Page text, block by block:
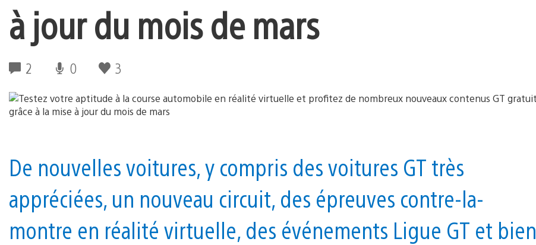
à jour du mois de mars
2 0 3
De nouvelles voitures, y compris des voitures GT très
appréciées, un nouveau circuit, des épreuves contre-la-
montre en réalité virtuelle, des événements Ligue GT et bien